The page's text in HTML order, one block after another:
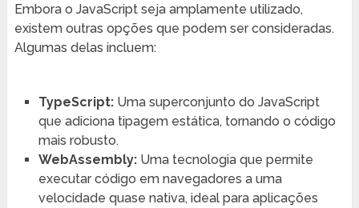
Embora o JavaScript seja amplamente utilizado,
existem outras opções que podem ser consideradas.
Algumas delas incluem:
TypeScript:Uma superconjunto do JavaScript
que adiciona tipagem estática, tornando o código
mais robusto.
WebAssembly:Uma tecnologia que permite
executar código em navegadores a uma
velocidade quase nativa, ideal para aplicações